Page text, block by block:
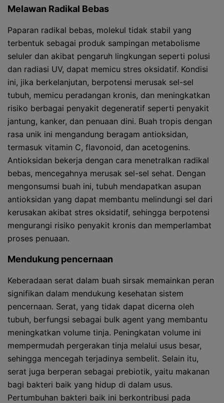
Melawan Radikal Bebas
Paparan radikal bebas, molekul tidak stabil yang
terbentuk sebagai produk sampingan metabolisme
seluler dan akibat pengaruh lingkungan seperti polusi
dan radiasi UV, dapat memicu stres oksidatif. Kondisi
ini, jika berkelanjutan, berpotensi merusak sel-sel
tubuh, memicu peradangan kronis, dan meningkatkan
risiko berbagai penyakit degeneratif seperti penyakit
jantung, kanker, dan penuaan dini. Buah tropis dengan
rasa unik ini mengandung beragam antioksidan,
termasuk vitamin C, flavonoid, dan acetogenins.
Antioksidan bekerja dengan cara menetralkan radikal
bebas, mencegahnya merusak sel-sel sehat. Dengan
mengonsumsi buah ini, tubuh mendapatkan asupan
antioksidan yang dapat membantu melindungi sel dari
kerusakan akibat stres oksidatif, sehingga berpotensi
mengurangi risiko penyakit kronis dan memperlambat
proses penuaan.
Mendukung pencernaan
Keberadaan serat dalam buah sirsak memainkan peran
signifikan dalam mendukung kesehatan sistem
pencernaan. Serat, yang tidak dapat dicerna oleh
tubuh, berfungsi sebagai bulk agent yang membantu
meningkatkan volume tinja. Peningkatan volume ini
mempermudah pergerakan tinja melalui usus besar,
sehingga mencegah terjadinya sembelit. Selain itu,
serat juga berperan sebagai prebiotik, yaitu makanan
bagi bakteri baik yang hidup di dalam usus.
Pertumbuhan bakteri baik ini berkontribusi pada